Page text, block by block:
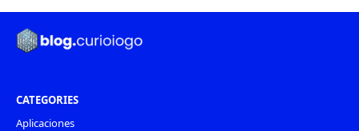
CATEGORIES
Aplicaciones